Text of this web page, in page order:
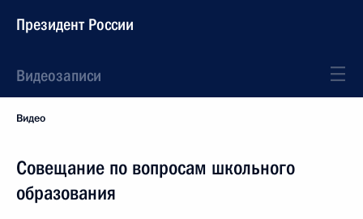
Президент России
Видеозаписи
Видео
Совещание по вопросам школьного
образования